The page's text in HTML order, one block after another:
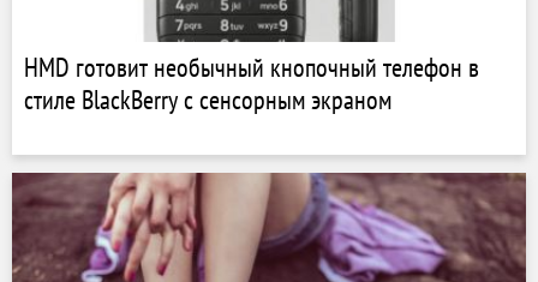
HMD готовит необычный кнопочный телефон в
стиле BlackBerry с сенсорным экраном